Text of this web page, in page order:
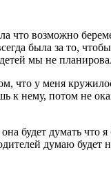
что возможно
была за то,
мы не
что у меня
к нему, потом не
будет думать что
думаю